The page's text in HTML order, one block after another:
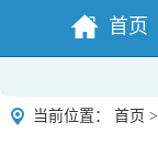
首页
当前位置： 首页 >